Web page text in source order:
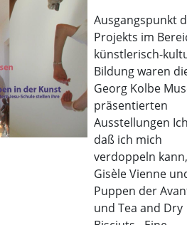
Ausgangspunkt
Projekts im
künstlerisch-
Bildung waren
Georg Kolbe
präsentierten
Ausstellungen
daß ich mich
verdoppeln kann,
Gisèle Vienne
Puppen der
und Tea and Dry